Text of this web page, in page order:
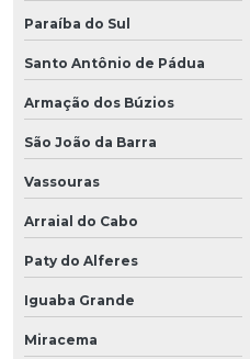
Paraíba do Sul
Santo Antônio de Pádua
Armação dos Búzios
São João da Barra
Vassouras
Arraial do Cabo
Paty do Alferes
Iguaba Grande
Miracema